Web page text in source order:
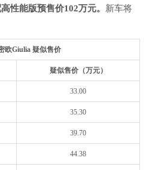
性能版预售价102万元。 新车将
欧Giulia 疑似售价
疑似售价（万元）
33.00
35.30
39.70
44.38